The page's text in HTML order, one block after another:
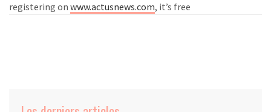
registering on www.actusnews.com, it’s free